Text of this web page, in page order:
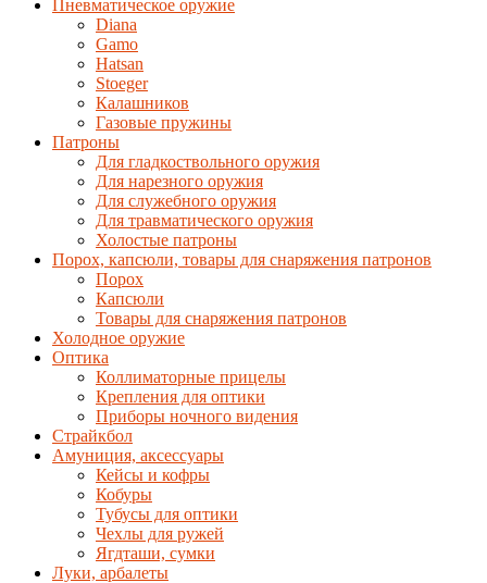
Пневматическое оружие
Diana
Gamo
Hatsan
Stoeger
Калашников
Газовые пружины
Патроны
Для гладкоствольного оружия
Для нарезного оружия
Для служебного оружия
Для травматического оружия
Холостые патроны
Порох, капсюли, товары для снаряжения патронов
Порох
Капсюли
Товары для снаряжения патронов
Холодное оружие
Оптика
Коллиматорные прицелы
Крепления для оптики
Приборы ночного видения
Страйкбол
Амуниция, аксессуары
Кейсы и кофры
Кобуры
Тубусы для оптики
Чехлы для ружей
Ягдташи, сумки
Луки, арбалеты